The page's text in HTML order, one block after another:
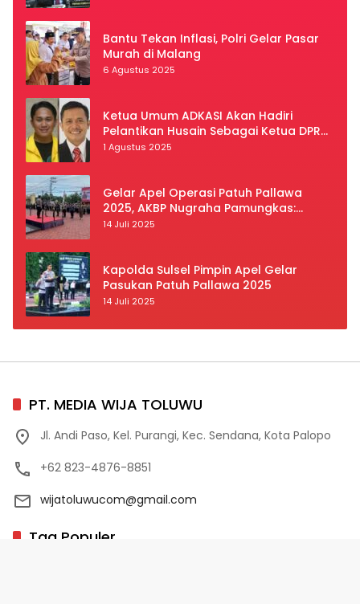
Bantu Tekan Inflasi, Polri Gelar Pasar
Murah di Malang
6 Agustus 2025
Ketua Umum ADKASI Akan Hadiri
Pelantikan Husain Sebagai Ketua DPRD
Luwu Utara
1 Agustus 2025
Gelar Apel Operasi Patuh Pallawa
2025, AKBP Nugraha Pamungkas:
Kedisiplinan dan Keselamatan Jadi
14 Juli 2025
Kapolda Sulsel Pimpin Apel Gelar
Pasukan Patuh Pallawa 2025
14 Juli 2025
PT. MEDIA WIJA TOLUWU
Jl. Andi Paso, Kel. Purangi, Kec. Sendana, Kota Palopo
+62 823-4876-8851
wijatoluwucom@gmail.com
Tag Populer